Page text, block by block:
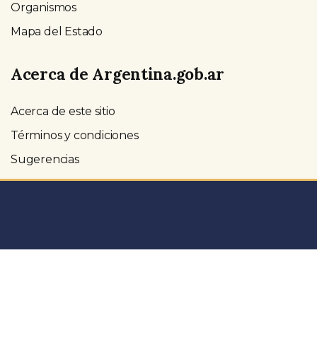
Organismos
Mapa del Estado
Acerca de Argentina.gob.ar
Acerca de este sitio
Términos y condiciones
Sugerencias